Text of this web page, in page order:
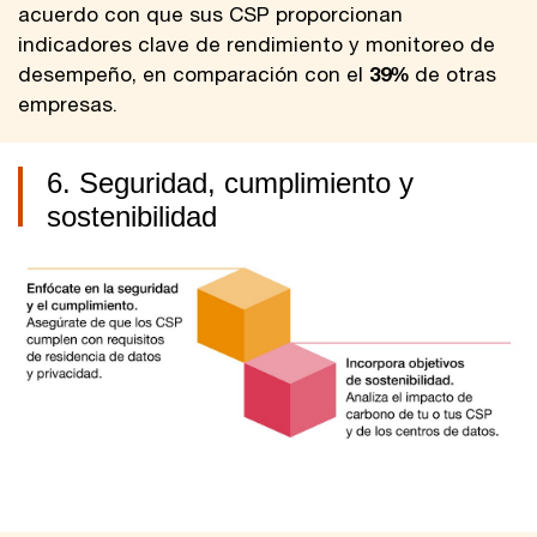
acuerdo con que sus CSP proporcionan
indicadores clave de rendimiento y monitoreo de
desempeño, en comparación con el 39% de otras
empresas.
6. Seguridad, cumplimiento y
sostenibilidad